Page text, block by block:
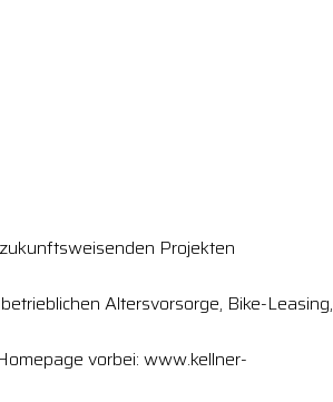
Projekten
Altersvorsorge, Bike-Leasing,
vorbei: www.kellner-